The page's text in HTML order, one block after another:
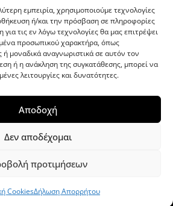
εμπειρία, χρησιμοποιούμε τεχνολογίες
ή/και την πρόσβαση σε πληροφορίες
τις εν λόγω τεχνολογίες θα μας επιτρέψει
προσωπικού χαρακτήρα, όπως
μοναδικά αναγνωριστικά σε αυτόν τον
ή η ανάκληση της συγκατάθεσης, μπορεί να
λειτουργίες και δυνατότητες.
Αποδοχή
Δεν αποδέχομαι
προτιμήσεων
CookiesΔήλωση Απορρήτου
|Viral Newsby HashThemes